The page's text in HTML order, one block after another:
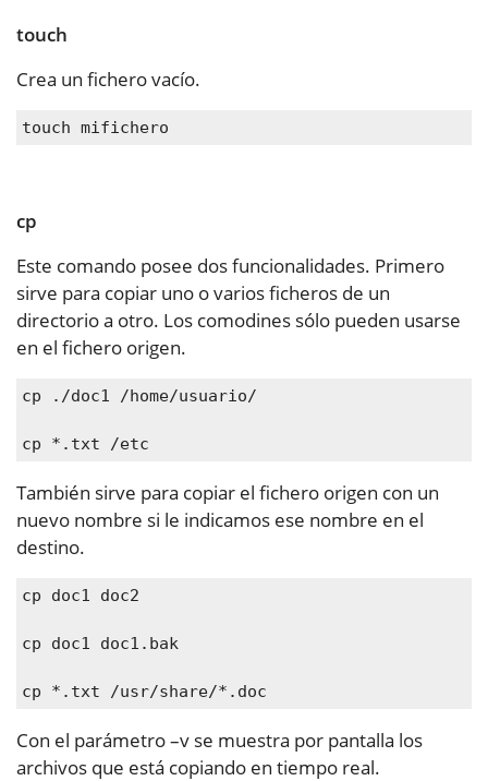
touch
Crea un fichero vacío.
touch mifichero
cp
Este comando posee dos funcionalidades. Primero
sirve para copiar uno o varios ficheros de un
directorio a otro. Los comodines sólo pueden usarse
en el fichero origen.
cp ./doc1 /home/usuario/
cp *.txt /etc
También sirve para copiar el fichero origen con un
nuevo nombre si le indicamos ese nombre en el
destino.
cp doc1 doc2
cp doc1 doc1.bak
cp *.txt /usr/share/*.doc
Con el parámetro –v se muestra por pantalla los
archivos que está copiando en tiempo real.